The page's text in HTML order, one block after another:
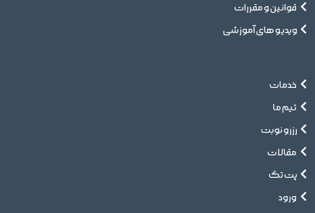
قوانین و مقررات
ویدیو های آموزشی
خدمات
تیم ما
رزرو نوبت
مقالات
پت تگ
ورود